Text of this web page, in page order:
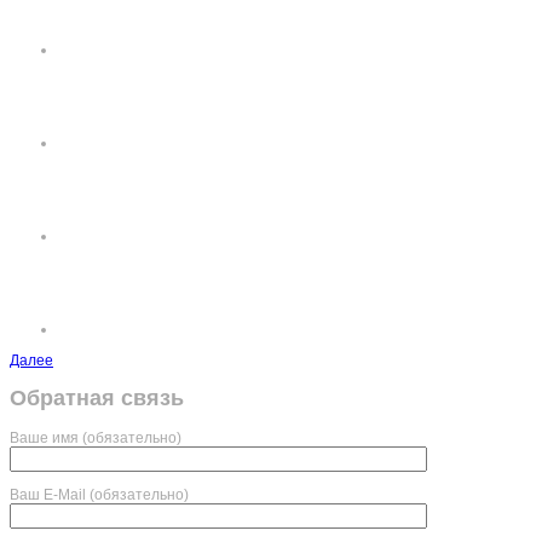
Далее
Обратная связь
Ваше имя (обязательно)
Ваш E-Mail (обязательно)